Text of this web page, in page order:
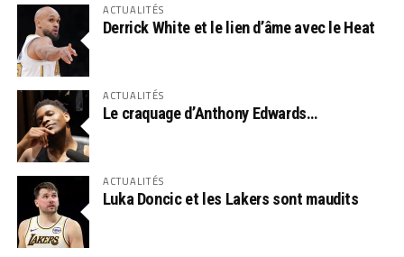
ACTUALITÉS
Derrick White et le lien d’âme avec le Heat
ACTUALITÉS
Le craquage d’Anthony Edwards…
ACTUALITÉS
Luka Doncic et les Lakers sont maudits